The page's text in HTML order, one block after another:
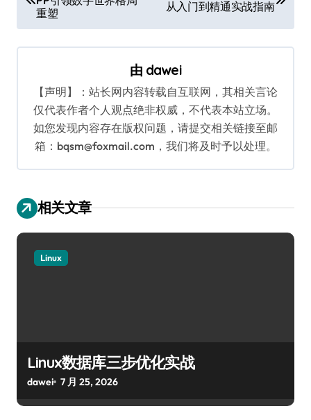
章
导
航
重塑
从入门到精通实战指南
由 dawei
【声明】：站长网内容转载自互联网，其相关言论
仅代表作者个人观点绝非权威，不代表本站立场。
如您发现内容存在版权问题，请提交相关链接至邮
箱：bqsm@foxmail.com，我们将及时予以处理。
相关文章
Linux
Linux数据库三步优化实战
dawei 7 月 25, 2026